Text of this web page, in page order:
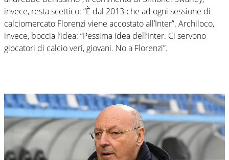
invece, resta scettico: “È dal 2013 che ad ogni sessione di
calciomercato Florenzi viene accostato all’Inter”. Archiloco,
invece, boccia l’idea: “Pessima idea dell’Inter. Ci servono
giocatori di calcio veri, giovani. No a Florenzi”.